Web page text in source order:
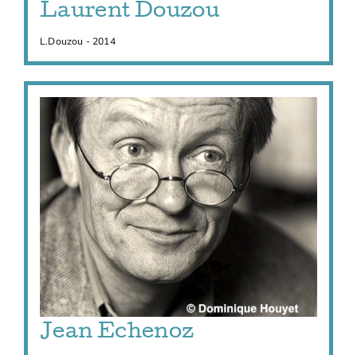
Laurent Douzou
L.Douzou - 2014
Jean Echenoz